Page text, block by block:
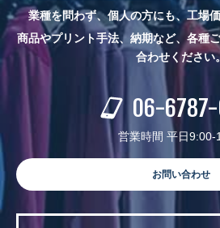
業種を問わず、個人の方にも、工場
商品やプリント手法、納期など、各種
合わせください
06-
営業時間 平日9:00-
お問い合わせ